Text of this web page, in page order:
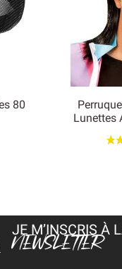
80
Lunettes

JE M’INSCRIS À
NEWSLETTER